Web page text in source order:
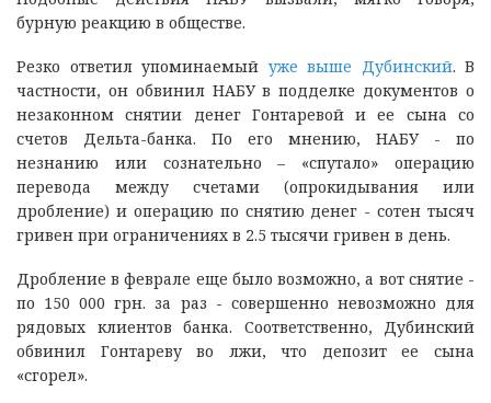
бурную реакцию в обществе.
Резко ответил упоминаемый уже выше Дубинский. В
частности, он обвинил НАБУ в подделке документов о
незаконном снятии денег Гонтаревой и ее сына со
счетов Дельта-банка. По его мнению, НАБУ - по
незнанию или сознательно – «спутало» операцию
перевода между счетами (опрокидывания или
дробление) и операцию по снятию денег - сотен тысяч
гривен при ограничениях в 2.5 тысячи гривен в день.
Дробление в феврале еще было возможно, а вот снятие -
по 150 000 грн. за раз - совершенно невозможно для
рядовых клиентов банка. Соответственно, Дубинский
обвинил Гонтареву во лжи, что депозит ее сына
«сгорел».